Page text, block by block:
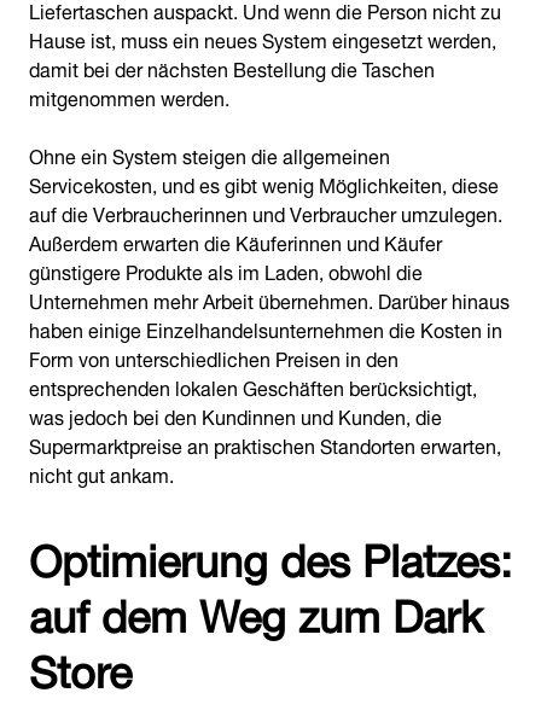
Liefertaschen auspackt. Und wenn die Person nicht zu
Hause ist, muss ein neues System eingesetzt werden,
damit bei der nächsten Bestellung die Taschen
mitgenommen werden.
Ohne ein System steigen die allgemeinen
Servicekosten, und es gibt wenig Möglichkeiten, diese
auf die Verbraucherinnen und Verbraucher umzulegen.
Außerdem erwarten die Käuferinnen und Käufer
günstigere Produkte als im Laden, obwohl die
Unternehmen mehr Arbeit übernehmen. Darüber hinaus
haben einige Einzelhandelsunternehmen die Kosten in
Form von unterschiedlichen Preisen in den
entsprechenden lokalen Geschäften berücksichtigt,
was jedoch bei den Kundinnen und Kunden, die
Supermarktpreise an praktischen Standorten erwarten,
nicht gut ankam.
Optimierung des Platzes:
auf dem Weg zum Dark
Store